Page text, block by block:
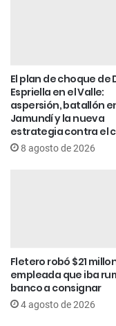
El plan de choque de
Espriella en el Valle:
aspersión, batallón
Jamundí y la nueva
estrategia contra el
8 agosto de 2026
Fletero robó $21
empleada que iba
banco a consignar
4 agosto de 2026